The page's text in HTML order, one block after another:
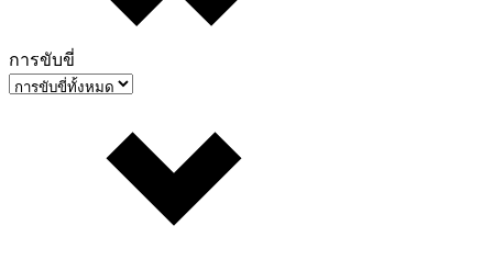
การขับขี่